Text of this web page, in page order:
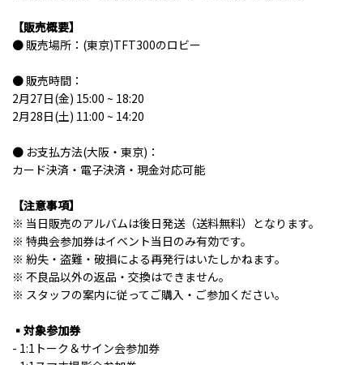
【販売概要】
● 販売場所：(東京)TFT300のロビー
● 販売時間：
2月27日(金) 15:00 ~ 18:20
2月28日(土) 11:00 ~ 14:20
● お支払方法(大阪・東京)：
カード決済・電子決済・現金対応可能
【注意事項】
※ 当日販売のアルバムは後日発送（送料無料）となります。
※ 特典会参加券はイベント当日のみ有効です。
※ 紛失・盗難・破損による再発行はいたしかねます。
※ 不良品以外の返品・交換はできません。
※ スタッフの案内に従ってご購入・ご参加ください。
▪️対象参加券
- 1:1トーク＆サイン会参加券